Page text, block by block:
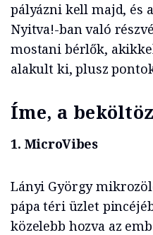
pályázni kell majd, és
Nyitva!-ban való
mostani bérlők,
alakult ki, plusz
Íme, a
1. MicroVibes
Lányi György
pápa téri üzlet
közelebb hozva az